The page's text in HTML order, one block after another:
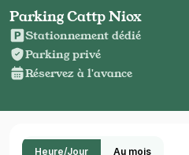
Parking Cattp Niox
Stationnement dédié
Parking privé
Réservez à l'avance
Heure/Jour Au mois